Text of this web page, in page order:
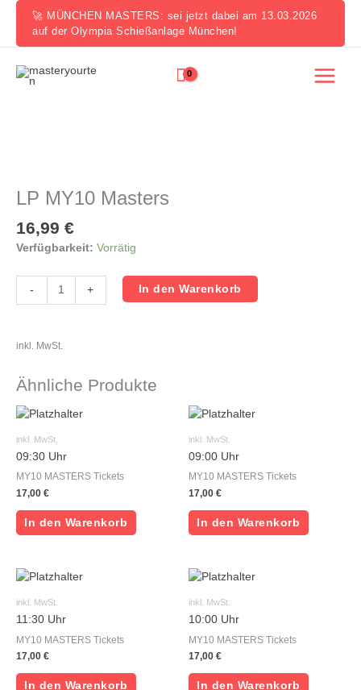
springen
🚀 MÜNCHEN MASTERS: sei jetzt dabei am 13.03.2026
auf der Olympia Schießanlage München!
LP MY10 Masters
16,99 €
Verfügbarkeit: Vorrätig
-
Masters
Menge
+ In den Warenkorb
inkl. MwSt.
Ähnliche Produkte
inkl. MwSt.
09:30 Uhr
MY10 MASTERS Tickets
17,00 €
In den Warenkorb
inkl. MwSt.
09:00 Uhr
MY10 MASTERS Tickets
17,00 €
In den Warenkorb
inkl. MwSt.
11:30 Uhr
MY10 MASTERS Tickets
17,00 €
In den Warenkorb
inkl. MwSt.
10:00 Uhr
MY10 MASTERS Tickets
17,00 €
In den Warenkorb